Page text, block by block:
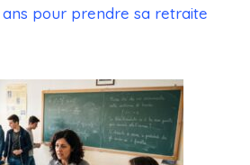
ans pour prendre sa retraite